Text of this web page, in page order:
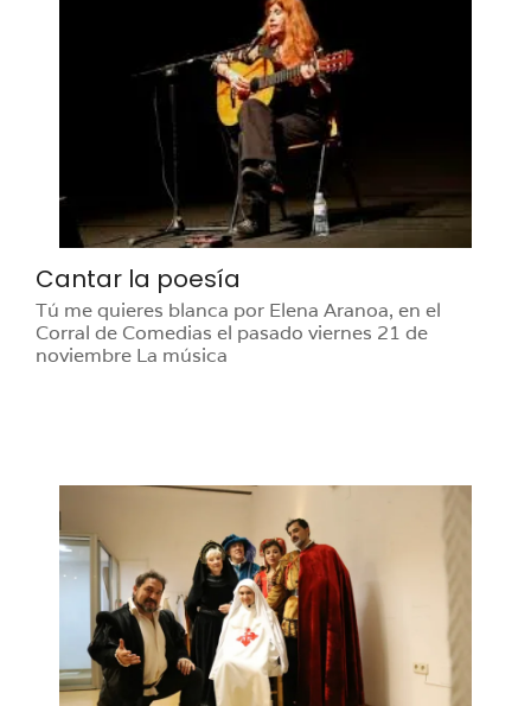
Cantar la poesía
Tú me quieres blanca por Elena Aranoa, en el
Corral de Comedias el pasado viernes 21 de
noviembre La música